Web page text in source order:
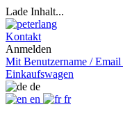
Lade Inhalt...
Kontakt
Anmelden
Mit Benutzername / Email
Einkaufswagen
de
en
fr